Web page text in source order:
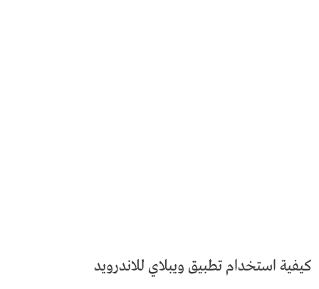
كيفية استخدام تطبيق ويبلاي للاندرويد